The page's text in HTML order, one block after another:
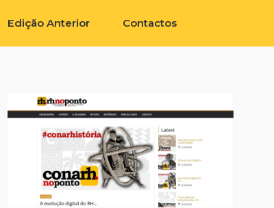
Edição Anterior Contactos